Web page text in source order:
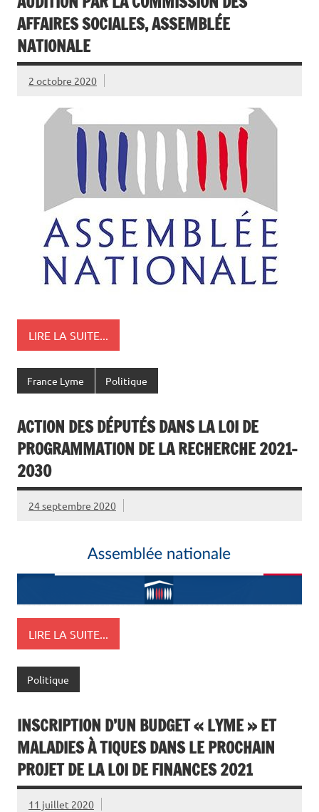
AFFAIRES SOCIALES, ASSEMBLÉE
NATIONALE
2 octobre 2020
LIRE LA SUITE...
France Lyme Politique
ACTION DES DÉPUTÉS DANS LA LOI DE
PROGRAMMATION DE LA RECHERCHE 2021-
2030
24 septembre 2020
LIRE LA SUITE...
Politique
INSCRIPTION D’UN BUDGET « LYME » ET
MALADIES À TIQUES DANS LE PROCHAIN
PROJET DE LA LOI DE FINANCES 2021
11 juillet 2020